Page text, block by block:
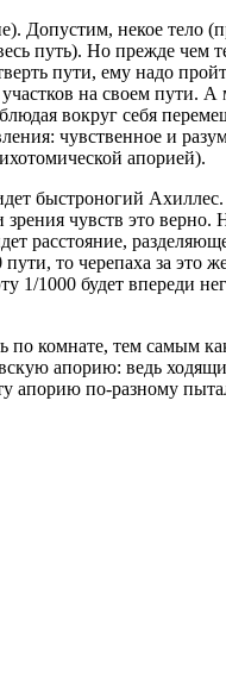
Допустим, некое тело
путь). Но прежде чем
пути, ему надо
на своем пути.
вокруг себя
чувственное и
апорией).
быстроногий
чувств это верно.
расстояние,
то черепаха за это
1/1000 будет впереди
по комнате, тем самым
апорию: ведь
апорию по-разному